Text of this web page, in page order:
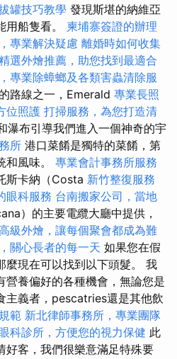
罐技巧教學 發現斯堪的納維亞
用船隻看。 柬埔寨簽證的辦理
專業解決疑慮 離婚時如何收集
選外燴推薦，助您找到最適合
專業除蟑螂及各類害蟲清除服
路線之一，Emerald 專業長照
位照護 打掃服務，為您打造清
瀑布引導我們進入一個神奇的宇
所 港口菜餚是獨特的菜餚，第
和風味。 專業會計事務所服務
斯卡納（Costa 新竹整復服務
眼科服務 台南搬家公司，當地
）的主要電纜大廳中提供，
級外燴，讓每個聚會都成為難
關心長者的每一天 如果您在假
麼現在可以找到以下頭髮。 我
營養偏好的各種機會，無論您是
主義者，pescatries還是其他飲
範 新北律師事務所，專業團隊
科診所，方便您的視力保健 此
好客，我們很樂意滿足特殊要